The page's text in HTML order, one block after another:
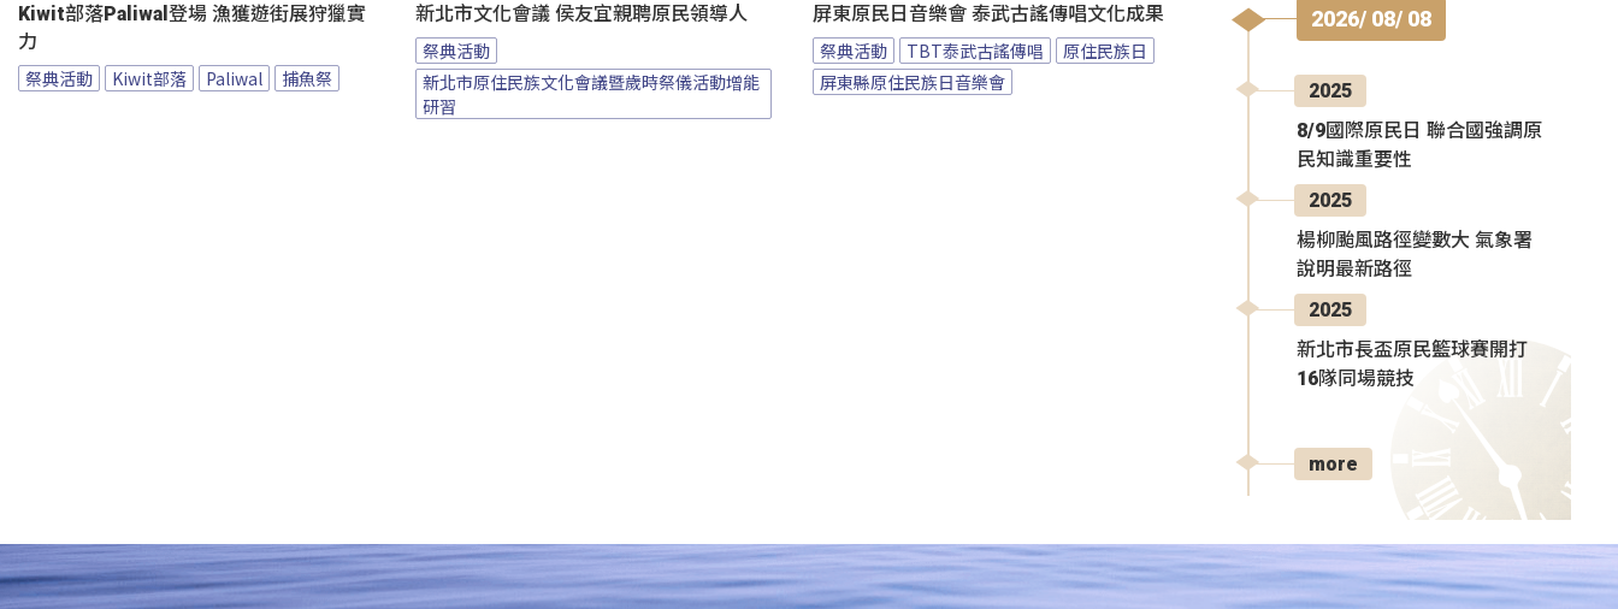
Kiwit部落Paliwal登場 漁獲遊街展狩獵實
力
祭典活動 Kiwit部落 Paliwal 捕魚祭
新北市文化會議 侯友宜親聘原民領導人
祭典活動
新北市原住民族文化會議暨歲時祭儀活動增能
研習
屏東原民日音樂會 泰武古謠傳唱文化成果
祭典活動 TBT泰武古謠傳唱
原住民族日
屏東縣原住民族日音樂會
2026/ 08/ 08
2025
8/9國際原民日 聯合國強調原
民知識重要性
2025
楊柳颱風路徑變數大 氣象署
說明最新路徑
2025
新北市長盃原民籃球賽開打
16隊同場競技
more